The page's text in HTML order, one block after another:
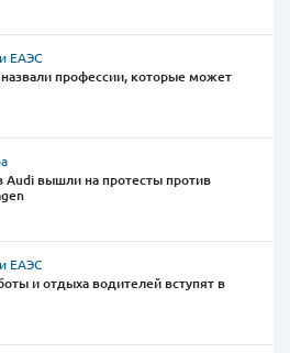
ЕАЭС
профессии, которые может
Audi вышли на протесты против
ЕАЭС
и отдыха водителей вступят в